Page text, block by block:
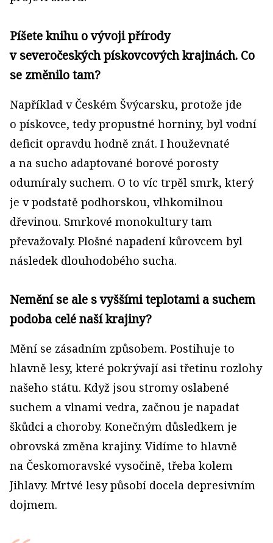
Píšete knihu o vývoji přírody
v severočeských pískovcových krajinách. Co
se změnilo tam?
Například v Českém Švýcarsku, protože jde
o pískovce, tedy propustné horniny, byl vodní
deficit opravdu hodně znát. I houževnaté
a na sucho adaptované borové porosty
odumíraly suchem. O to víc trpěl smrk, který
je v podstatě podhorskou, vlhkomilnou
dřevinou. Smrkové monokultury tam
převažovaly. Plošné napadení kůrovcem byl
následek dlouhodobého sucha.
Nemění se ale s vyššími teplotami a suchem
podoba celé naší krajiny?
Mění se zásadním způsobem. Postihuje to
hlavně lesy, které pokrývají asi třetinu rozlohy
našeho státu. Když jsou stromy oslabené
suchem a vlnami vedra, začnou je napadat
škůdci a choroby. Konečným důsledkem je
obrovská změna krajiny. Vidíme to hlavně
na Českomoravské vysočině, třeba kolem
Jihlavy. Mrtvé lesy působí docela depresivním
dojmem.